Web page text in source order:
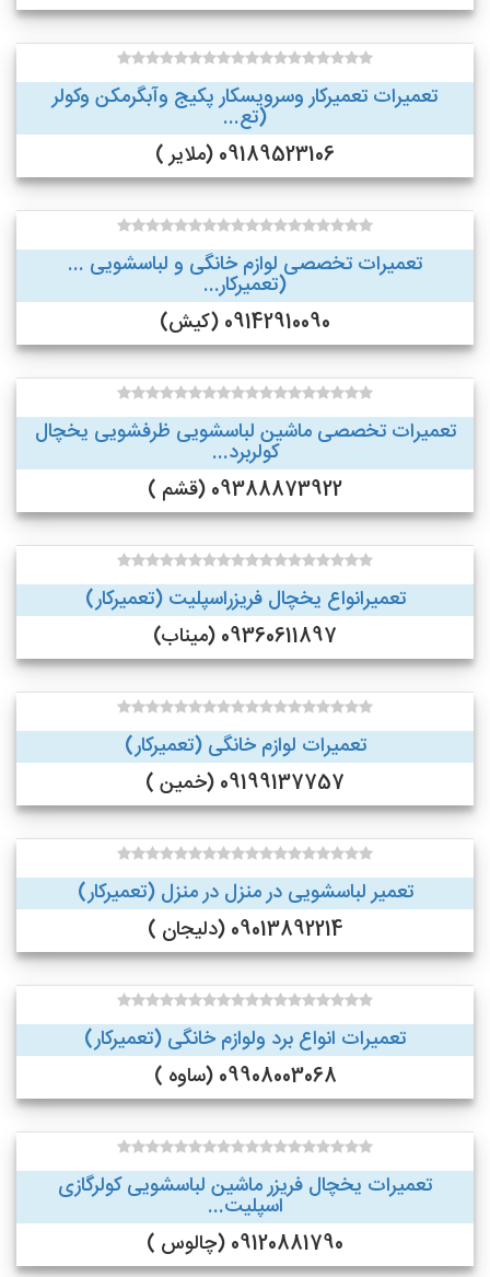
تعمیرات تعمیرکار وسرویسکار پکیج وآبگرمکن وکولر
(تع...
09189523106 (ملایر )
تعمیرات تخصصی لوازم خانگی و لباسشویی ...
(تعمیرکار...
09142910090 (کیش)
تعمیرات تخصصی ماشین لباسشویی ظرفشویی یخچال
کولربرد...
09388873922 (قشم )
تعمیرانواع یخچال فریزراسپلیت (تعمیرکار)
09360611897 (میناب)
تعمیرات لوازم خانگی (تعمیرکار)
09199137757 (خمین )
تعمیر لباسشویی در منزل در منزل (تعمیرکار)
09013892214 (دلیجان )
تعمیرات انواع برد ولوازم خانگی (تعمیرکار)
09908003068 (ساوه )
تعمیرات یخچال فریزر ماشین لباسشویی کولرگازی
اسپلیت...
09120881790 (چالوس )